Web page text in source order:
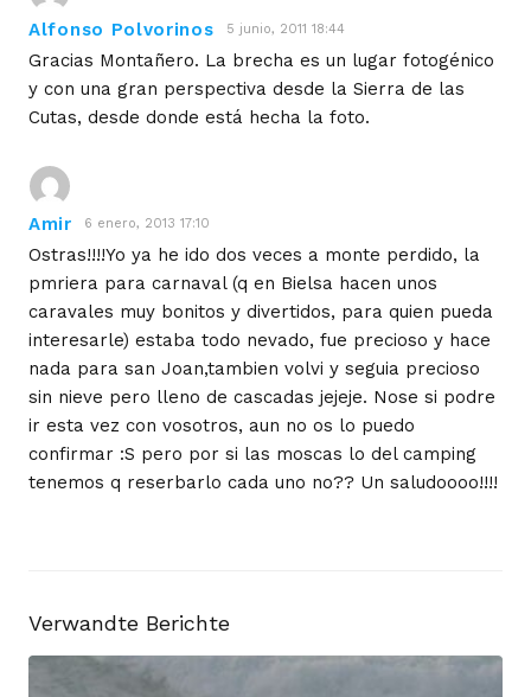
Alfonso Polvorinos 5 junio, 2011 18:44
Gracias Montañero. La brecha es un lugar fotogénico
y con una gran perspectiva desde la Sierra de las
Cutas, desde donde está hecha la foto.
Amir 6 enero, 2013 17:10
Ostras!!!!Yo ya he ido dos veces a monte perdido, la
pmriera para carnaval (q en Bielsa hacen unos
caravales muy bonitos y divertidos, para quien pueda
interesarle) estaba todo nevado, fue precioso y hace
nada para san Joan,tambien volvi y seguia precioso
sin nieve pero lleno de cascadas jejeje. Nose si podre
ir esta vez con vosotros, aun no os lo puedo
confirmar :S pero por si las moscas lo del camping
tenemos q reserbarlo cada uno no?? Un saludoooo!!!!
Verwandte Berichte